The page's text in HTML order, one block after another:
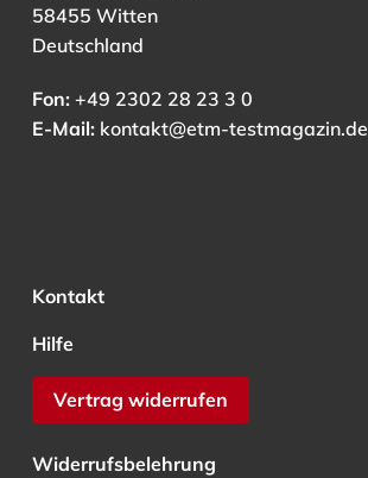
58455 Witten
Deutschland
Fon:+49 2302 28 23 3 0
E-Mail: kontakt@etm-testmagazin.de
Kontakt
Hilfe
Vertrag widerrufen
Widerrufsbelehrung